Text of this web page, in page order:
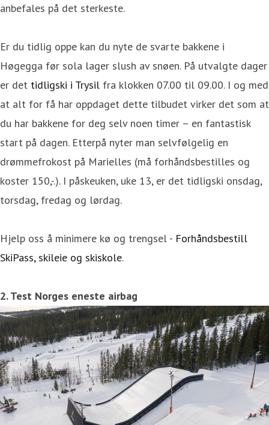
anbefales på det sterkeste.
Er du tidlig oppe kan du nyte de svarte bakkene i
Høgegga før sola lager slush av snøen. På utvalgte dager
er det tidligski i Trysil fra klokken 07.00 til 09.00. I og med
at alt for få har oppdaget dette tilbudet virker det som at
du har bakkene for deg selv noen timer – en fantastisk
start på dagen. Etterpå nyter man selvfølgelig en
drømmefrokost på Marielles (må forhåndsbestilles og
koster 150,-.). I påskeuken, uke 13, er det tidligski onsdag,
torsdag, fredag og lørdag.
Hjelp oss å minimere kø og trengsel - Forhåndsbestill
SkiPass, skileie og skiskole.
2. Test Norges eneste airbag